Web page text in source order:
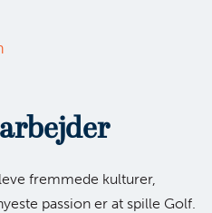
fremmede kulturer,
passion er at spille Golf.